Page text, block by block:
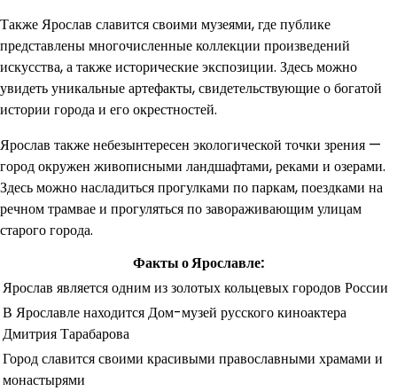
Также Ярослав славится своими музеями, где публике
представлены многочисленные коллекции произведений
искусства, а также исторические экспозиции. Здесь можно
увидеть уникальные артефакты, свидетельствующие о богатой
истории города и его окрестностей.
Ярослав также небезынтересен экологической точки зрения —
город окружен живописными ландшафтами, реками и озерами.
Здесь можно насладиться прогулками по паркам, поездками на
речном трамвае и прогуляться по завораживающим улицам
старого города.
Факты о Ярославле:
Ярослав является одним из золотых кольцевых городов России
В Ярославле находится Дом-музей русского киноактера
Дмитрия Тарабарова
Город славится своими красивыми православными храмами и
монастырями